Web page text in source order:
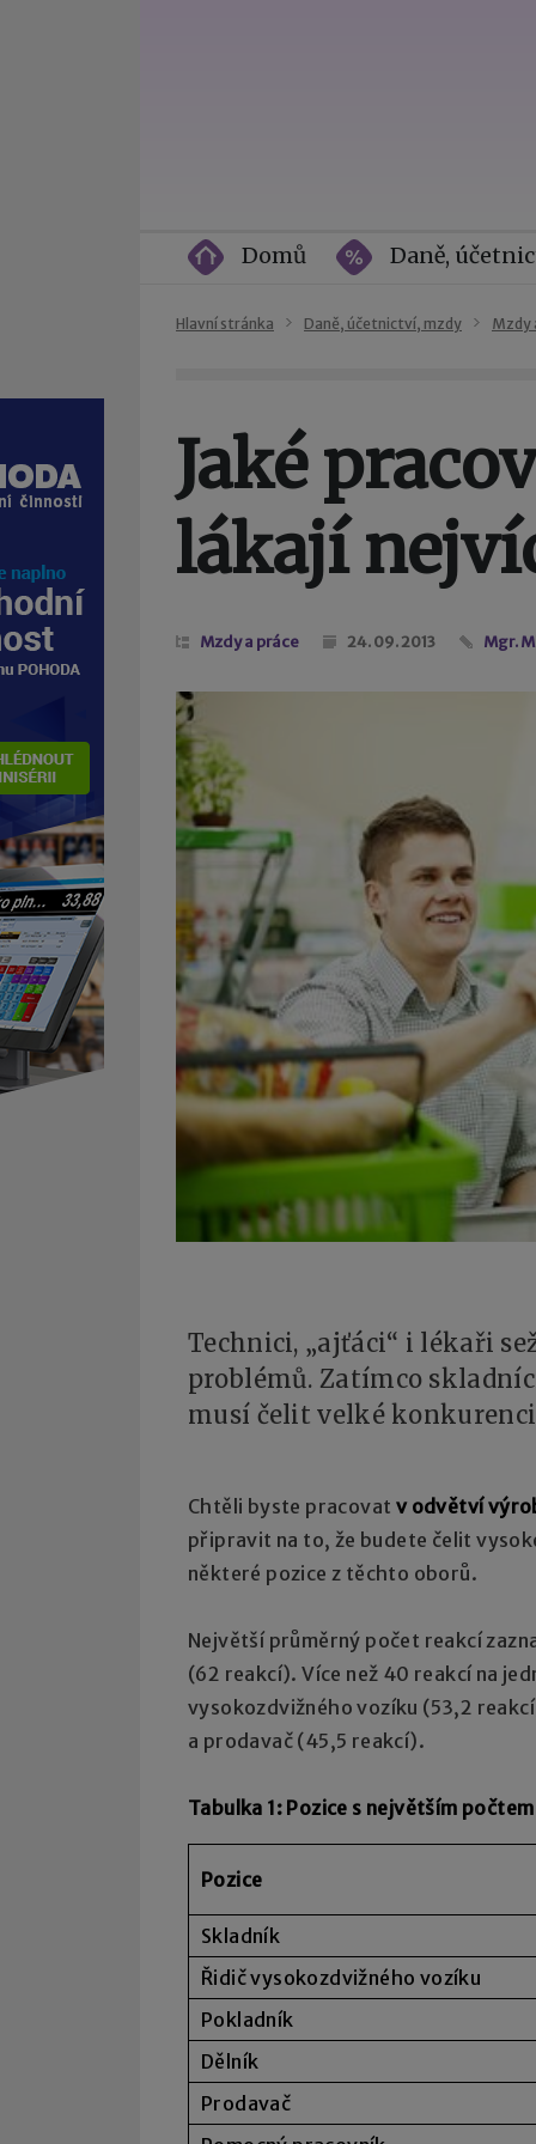
Domů Daně,
Hlavní stránka Daně, účetnictví, mzdy Mzdy
Jaké
lákají
Mzdy a práce 24. 09. 2013 Mgr.
Technici, „ajťáci“ i lékaři
problémů. Zatímco
musí čelit velké
Chtěli byste pracovat v odvětví
připravit na to, že budete čelit
některé pozice z těchto oborů.
Největší průměrný počet reakcí
(62 reakcí). Více než 40 reakcí na
vysokozdvižného vozíku (53,2
a prodavač (45,5 reakcí).
Tabulka 1: Pozice s největším
Pozice
Skladník
Řidič vysokozdvižného vozíku
Pokladník
Dělník
Prodavač